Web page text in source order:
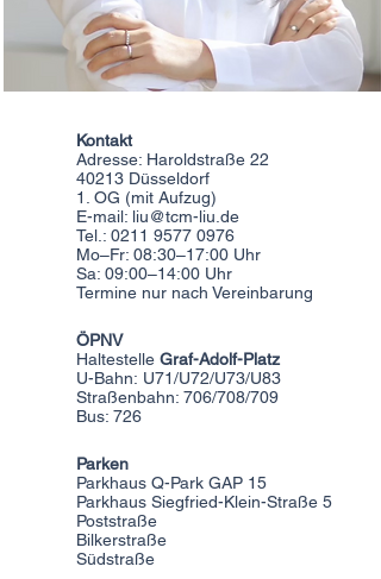
Kontakt
Adresse: Haroldstraße 22
40213 Düsseldorf
1. OG (mit Aufzug)
E-mail: liu@tcm-liu.de
Tel.: 0211 9577 0976
Mo–Fr: 08:30–17:00 Uhr
Sa: 09:00–14:00 Uhr
Termine nur nach Vereinbarung
ÖPNV
Haltestelle Graf-Adolf-Platz
U-Bahn: U71/U72/U73/U83
Straßenbahn: 706/708/709
Bus: 726
Parken
Parkhaus Q-Park GAP 15
Parkhaus Siegfried-Klein-Straße 5
Poststraße
Bilkerstraße
Südstraße